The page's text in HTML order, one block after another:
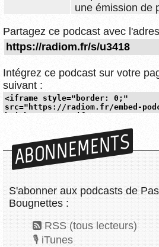
une émission de
Partagez ce podcast avec
Intégrez ce podcast sur votre
suivant :
ABONNEMENTS
S'abonner aux podcasts de
Bougnettes :
RSS (tous lecteurs)
iTunes